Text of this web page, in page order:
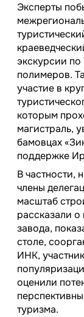
Эксперты
экскурсии по
полимеров.
участие в
которым
магистраль,
бамовцах
поддержке
В частности,
члены
масштаб
рассказали
завода,
столе,
ИНК,
оценили
туризма.